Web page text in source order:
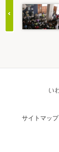
20
サイトマップ